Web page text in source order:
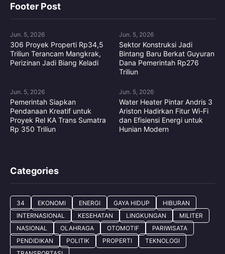
Footer Post
Jun. 5, 2026
306 Proyek Properti Rp34,5
Triliun Terancam Mangkrak,
Perizinan Jadi Biang Keladi
Jun. 5, 2026
Sektor Konstruksi Jadi
Bintang Baru Berkat Guyuran
Dana Pemerintah Rp276
Triliun
Jun. 5, 2026
Pemerintah Siapkan
Pendanaan Kreatif untuk
Proyek Rel KA Trans Sumatra
Rp 350 Triliun
Jun. 5, 2026
Water Heater Pintar Andris 3
Ariston Hadirkan Fitur Wi-Fi
dan Efisiensi Energi untuk
Hunian Modern
Categories
34 EKONOMI ENERGI GAYA HIDUP
HIBURAN
INTERNASIONAL
KESEHATAN LINGKUNGAN
MILITER
NASIONAL
OLAHRAGA OTOMOTIF
PARIWISATA
PENDIDIKAN
POLITIK PROPERTI
TEKNOLOGI